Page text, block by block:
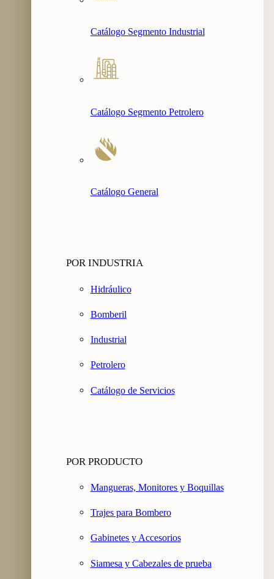
Catálogo Segmento Industrial
Catálogo Segmento Petrolero
Catálogo General
POR INDUSTRIA
Hidráulico
Bomberil
Industrial
Petrolero
Catálogo de Servicios
POR PRODUCTO
Mangueras, Monitores y Boquillas
Trajes para Bombero
Gabinetes y Accesorios
Siamesa y Cabezales de prueba